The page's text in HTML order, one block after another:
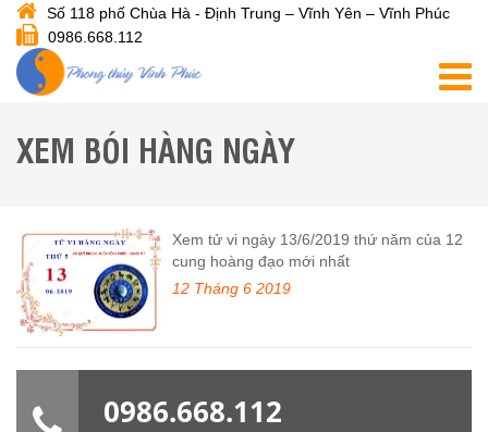
Số 118 phố Chùa Hà - Định Trung – Vĩnh Yên – Vĩnh Phúc
0986.668.112
XEM BÓI HÀNG NGÀY
Xem tử vi ngày 13/6/2019 thứ năm của 12
cung hoàng đạo mới nhất
12 Tháng 6 2019
0986.668.112